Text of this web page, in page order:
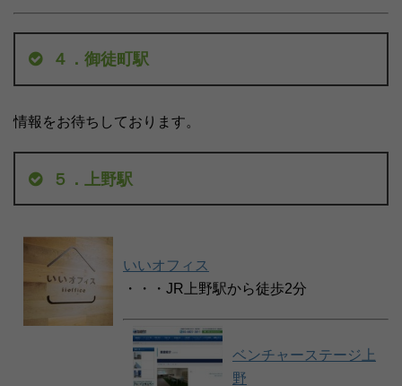
４．御徒町駅
情報をお待ちしております。
５．上野駅
いいオフィス
・・・JR上野駅から徒歩2分
ベンチャーステージ上
野